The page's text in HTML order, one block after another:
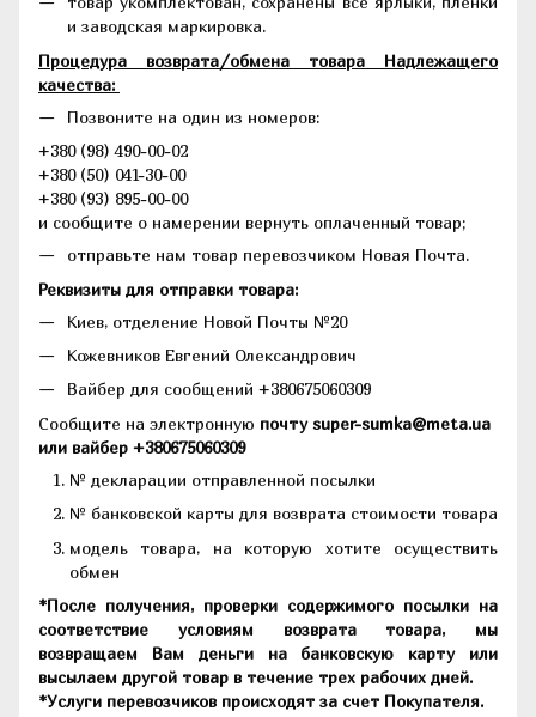
и заводская маркировка.
Процедура возврата/обмена товара Надлежащего
качества:
Позвоните на один из номеров:
+380 (98) 490-00-02
+380 (50) 041-30-00
+380 (93) 895-00-00
и сообщите о намерении вернуть оплаченный товар;
отправьте нам товар перевозчиком Новая Почта.
Реквизиты для отправки товара:
Киев, отделение Новой Почты №20
Кожевников Евгений Олександрович
Вайбер для сообщений +380675060309
Сообщите на электронную почту super-sumka@meta.ua
или вайбер +380675060309
№ декларации отправленной посылки
№ банковской карты для возврата стоимости товара
модель товара, на которую хотите осуществить
обмен
*После получения, проверки содержимого посылки на
соответствие условиям возврата товара, мы
возвращаем Вам деньги на банковскую карту или
высылаем другой товар в течение трех рабочих дней.
*Услуги перевозчиков происходят за счет Покупателя.